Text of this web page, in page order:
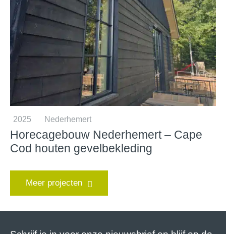
2025 Nederhemert
Horecagebouw Nederhemert – Cape
Cod houten gevelbekleding
Meer projecten